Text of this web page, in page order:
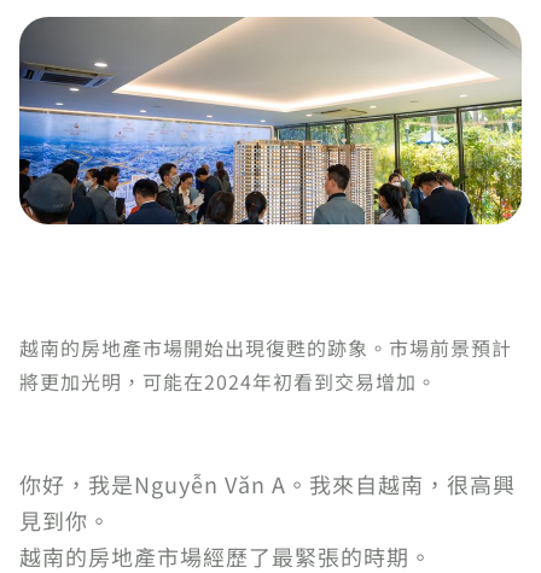
越南的房地產市場開始出現復甦的跡象。市場前景預計
將更加光明，可能在2024年初看到交易增加。
你好，我是Nguyễn Văn A。我來自越南，很高興
見到你。
越南的房地產市場經歷了最緊張的時期。